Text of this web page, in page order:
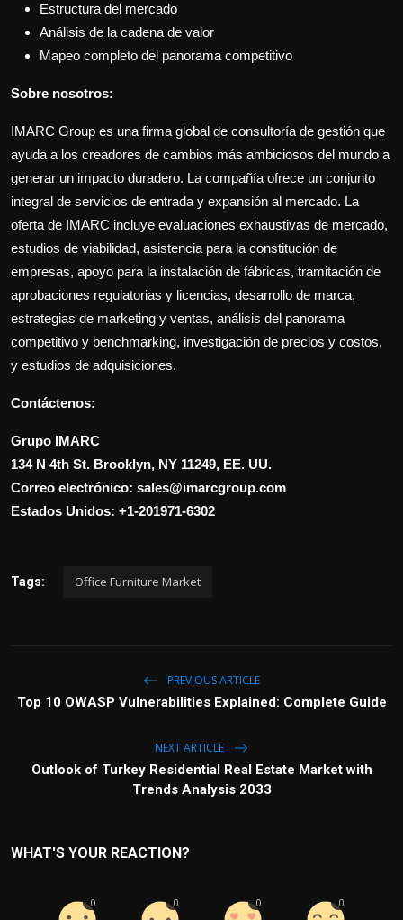
Estructura del mercado
Análisis de la cadena de valor
Mapeo completo del panorama competitivo
Sobre nosotros:
IMARC Group es una firma global de consultoría de gestión que
ayuda a los creadores de cambios más ambiciosos del mundo a
generar un impacto duradero. La compañía ofrece un conjunto
integral de servicios de entrada y expansión al mercado. La
oferta de IMARC incluye evaluaciones exhaustivas de mercado,
estudios de viabilidad, asistencia para la constitución de
empresas, apoyo para la instalación de fábricas, tramitación de
aprobaciones regulatorias y licencias, desarrollo de marca,
estrategias de marketing y ventas, análisis del panorama
competitivo y benchmarking, investigación de precios y costos,
y estudios de adquisiciones.
Contáctenos:
Grupo IMARC
134 N 4th St. Brooklyn, NY 11249, EE. UU.
Correo electrónico: sales@imarcgroup.com
Estados Unidos: +1-201971-6302
Tags: Office Furniture Market
PREVIOUS ARTICLE
Top 10 OWASP Vulnerabilities Explained: Complete Guide
NEXT ARTICLE
Outlook of Turkey Residential Real Estate Market with
Trends Analysis 2033
WHAT'S YOUR REACTION?
0 0 0 0